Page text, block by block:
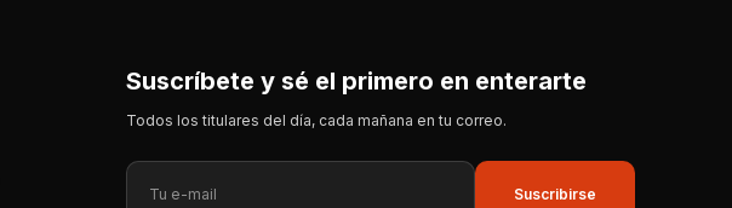
Suscríbete y sé el primero en enterarte
Todos los titulares del día, cada mañana en tu correo.
Suscribirse